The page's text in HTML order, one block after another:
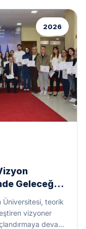
Geleceğin
Ve
Üniversitesi, teorik
vizyoner
devam